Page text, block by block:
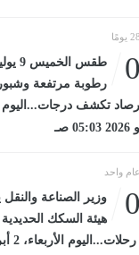
رطوبة مرتفعة
صـ
واحد
وزير الصناعة
هيئة السكك الحديدية